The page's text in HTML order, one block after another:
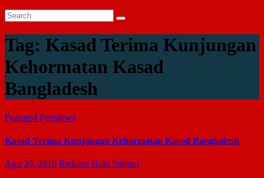
Tag: Kasad Terima Kunjungan
Kehormatan Kasad
Bangladesh
Featured Perisitiwa
Kasad Terima Kunjungan Kehormatan Kasad Bangladesh
Agu 20, 2019 Redaksi Halo Sumsel